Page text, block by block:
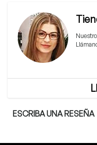
ESCRIBA UNA RESEÑA